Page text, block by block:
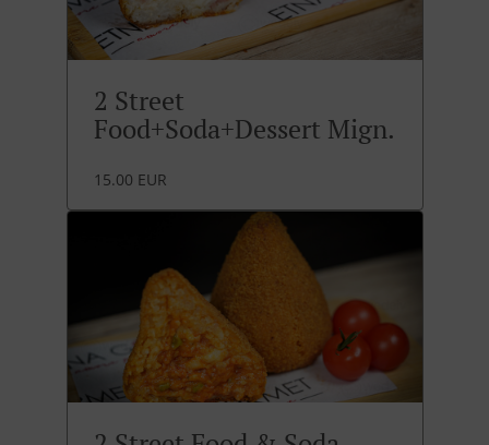
2 Street
Food+Soda+Dessert Mign.
15.00 EUR